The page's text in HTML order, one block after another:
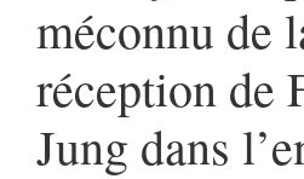
méconnu de
réception de
Jung dans